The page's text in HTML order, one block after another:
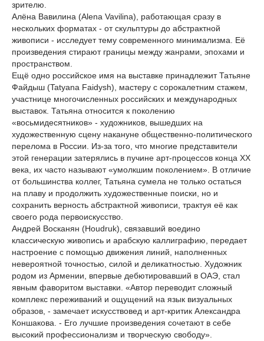
зрителю.
Алёна Вавилина (Alena Vavilina), работающая сразу в
нескольких форматах - от скульптуры до абстрактной
живописи - исследует тему современного минимализма. Её
произведения стирают границы между жанрами, эпохами и
пространством.
Ещё одно российское имя на выставке принадлежит Татьяне
Файдыш (Tatyana Faidysh), мастеру с сорокалетним стажем,
участнице многочисленных российских и международных
выставок. Татьяна относится к поколению
«восьмидесятников» - художников, вышедших на
художественную сцену накануне общественно-политического
перелома в России. Из-за того, что многие представители
этой генерации затерялись в пучине арт-процессов конца XX
века, их часто называют «умолкшим поколением». В отличие
от большинства коллег, Татьяна сумела не только остаться
на плаву и продолжить художественные поиски, но и
сохранить верность абстрактной живописи, трактуя её как
своего рода первоискусство.
Андрей Восканян (Houdruk), связавший воедино
классическую живопись и арабскую каллиграфию, передает
настроение с помощью движения линий, наполненных
невероятной точностью, силой и деликатностью. Художник
родом из Армении, впервые дебютировавший в ОАЭ, стал
явным фаворитом выставки. «Автор переводит сложный
комплекс переживаний и ощущений на язык визуальных
образов, - замечает искусствовед и арт-критик Александра
Коншакова. - Его лучшие произведения сочетают в себе
высокий профессионализм и творческую свободу».